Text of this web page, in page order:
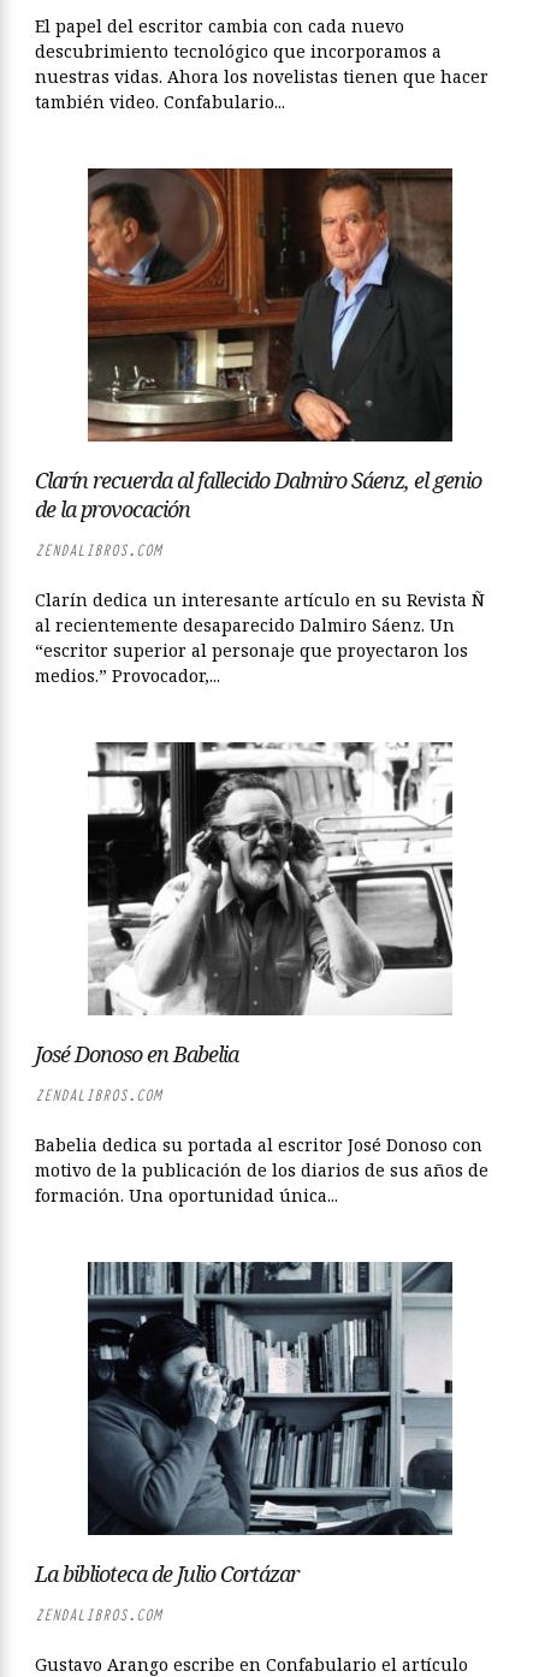
El papel del escritor cambia con cada nuevo
descubrimiento tecnológico que incorporamos a
nuestras vidas. Ahora los novelistas tienen que hacer
también video. Confabulario...
Clarín recuerda al fallecido Dalmiro Sáenz, el genio
de la provocación
ZENDALIBROS.COM
Clarín dedica un interesante artículo en su Revista Ñ
al recientemente desaparecido Dalmiro Sáenz. Un
“escritor superior al personaje que proyectaron los
medios.” Provocador,...
José Donoso en Babelia
ZENDALIBROS.COM
Babelia dedica su portada al escritor José Donoso con
motivo de la publicación de los diarios de sus años de
formación. Una oportunidad única...
La biblioteca de Julio Cortázar
ZENDALIBROS.COM
Gustavo Arango escribe en Confabulario el artículo